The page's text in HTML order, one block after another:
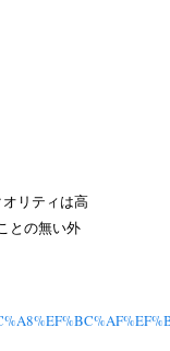
リティは高
との無い外